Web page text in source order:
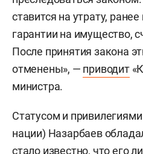
ставится на утрату,
гарантии на имущество,
После принятия закона
отменены», — приводит
министра.
Статусом и
нации) Назарбаев
стало известно, что его